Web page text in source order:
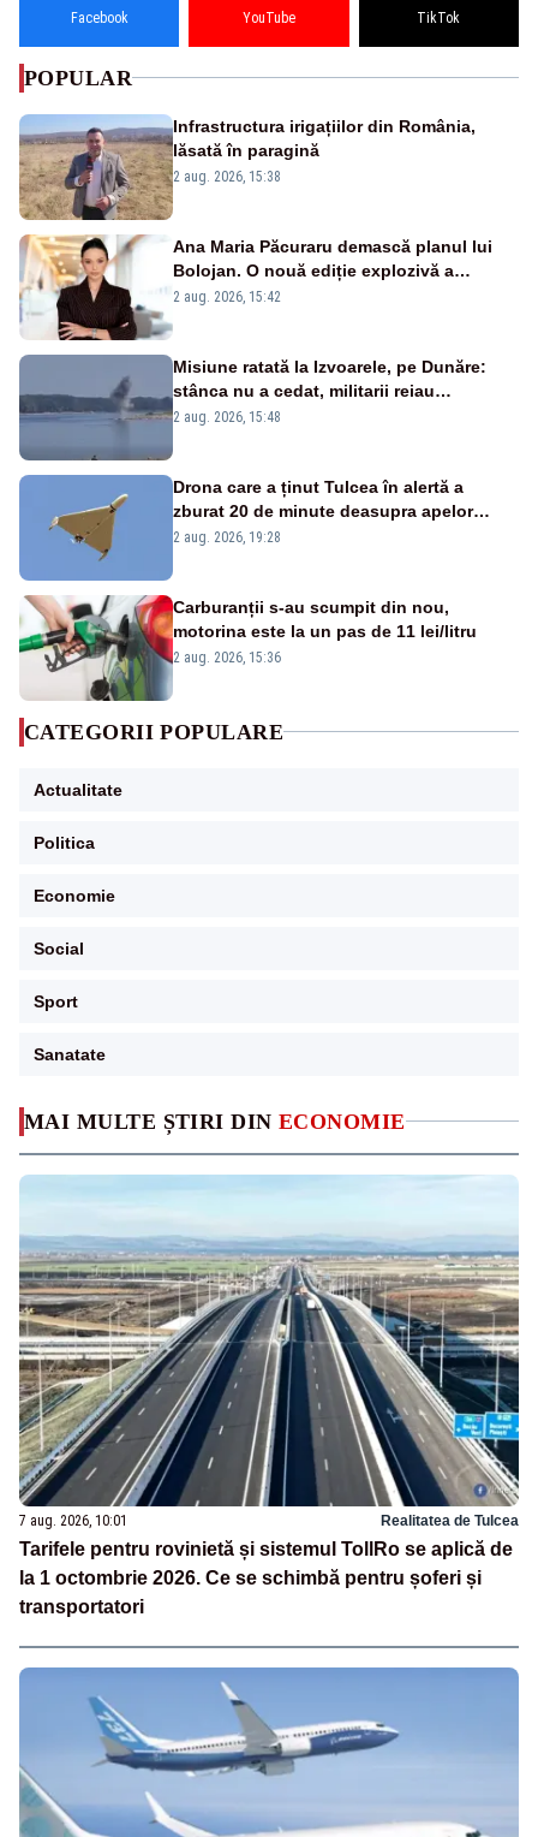
MAI MULTE ȘTIRI DIN ECONOMIE
7 aug. 2026, 10:01 Realitatea de Tulcea
Tarifele pentru rovinietă și sistemul TollRo se aplică de
la 1 octombrie 2026. Ce se schimbă pentru șoferi și
transportatori
Facebook YouTube TikTok
POPULAR
Infrastructura irigațiilor din România,
lăsată în paragină
2 aug. 2026, 15:38
Ana Maria Păcuraru demască planul lui
Bolojan. O nouă ediție explozivă a
emisiunii „Miza Zilei” la Realitatea PLUS
2 aug. 2026, 15:42
Misiune ratată la Izvoarele, pe Dunăre:
stânca nu a cedat, militarii reiau
detonările luni – VIDEO
2 aug. 2026, 15:48
Drona care a ținut Tulcea în alertă a
zburat 20 de minute deasupra apelor
României. Au fost ridicate două F-16
2 aug. 2026, 19:28
Carburanții s-au scumpit din nou,
motorina este la un pas de 11 lei/litru
2 aug. 2026, 15:36
CATEGORII POPULARE
Actualitate
Politica
Economie
Social
Sport
Sanatate